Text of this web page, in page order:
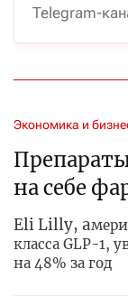
Telegram-
Экономика и
на себе
Eli Lilly, а
класса GLP-1,
на 48% за год